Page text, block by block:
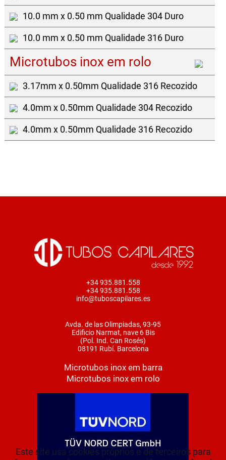
10.0 mm x 0.50 mm Qualidade 304 Duro
10.0 mm x 0.50 mm Qualidade 316 Duro
Microtubos inox em rolo
3.17mm x 0.50mm Qualidade 316 Recozido
4.0mm x 0.50mm Qualidade 304 Recozido
4.0mm x 0.50mm Qualidade 316 Recozido
+34 935.881.558
+34 935.881.558
info@tuboscapilares.es
Avda. de las Olimpiadas, 93-95
Edificio Narmat, nave 6 Bis
(Pol. Ind. Can Rosés)
08191 Rubí. Barcelona
Microtubos inox em barra
Microtubos inox em rolo
Este site usa cookies próprios e de terceiros para